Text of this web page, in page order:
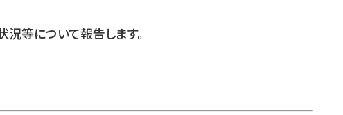
等について報告します。